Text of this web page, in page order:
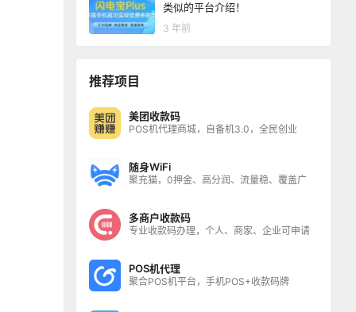
类似的平台介绍！
3 年前
推荐项目
美团收款码
POS机代理商城，自备机3.0，全民创业
随身WiFi
聚充猫，0押金、高分润、流量稳、覆盖广
多商户收款码
专业收款码办理，个人、商家、企业可申请
POS机代理
聚合POS机平台，手机POS+收款码牌